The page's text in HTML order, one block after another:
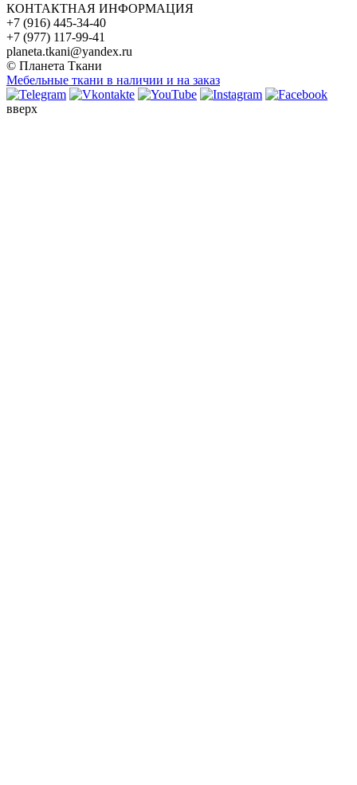
КОНТАКТНАЯ ИНФОРМАЦИЯ
+7 (916) 445-34-40
+7 (977) 117-99-41
planeta.tkani@yandex.ru
© Планета Ткани
Мебельные ткани в наличии и на заказ
вверх